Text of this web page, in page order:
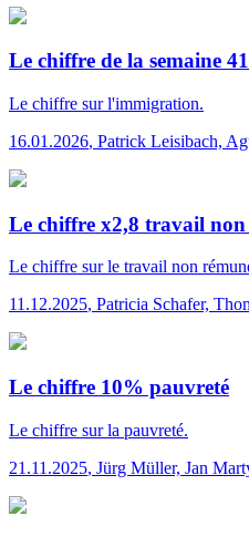
Le chiffre de la semaine
Le chiffre sur l'immigration.
16.01.2026, Patrick Leisibach,
Le chiffre x2,8 travail non
Le chiffre sur le travail non
11.12.2025, Patricia Schafer,
Le chiffre 10% pauvreté
Le chiffre sur la pauvreté.
21.11.2025, Jürg Müller, Jan